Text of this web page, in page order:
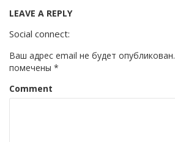
LEAVE A REPLY
Social connect:
Ваш адрес email не будет опубликован.
помечены *
Comment